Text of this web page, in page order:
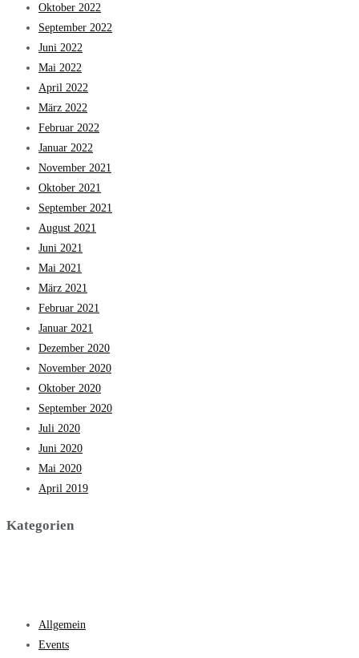
Oktober 2022
September 2022
Juni 2022
Mai 2022
April 2022
März 2022
Februar 2022
Januar 2022
November 2021
Oktober 2021
September 2021
August 2021
Juni 2021
Mai 2021
März 2021
Februar 2021
Januar 2021
Dezember 2020
November 2020
Oktober 2020
September 2020
Juli 2020
Juni 2020
Mai 2020
April 2019
Kategorien
Allgemein
Events